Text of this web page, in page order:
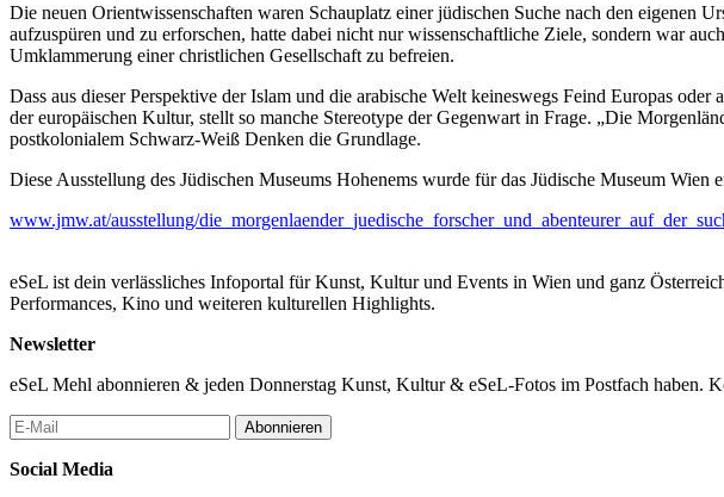
Die neuen Orientwissenschaften waren Schauplatz einer jüdischen Suche nach den eigenen
aufzuspüren und zu erforschen, hatte dabei nicht nur wissenschaftliche Ziele, sondern war
Umklammerung einer christlichen Gesellschaft zu befreien.
Dass aus dieser Perspektive der Islam und die arabische Welt keineswegs Feind Europas
der europäischen Kultur, stellt so manche Stereotype der Gegenwart in Frage. „Die
postkolonialem Schwarz-Weiß Denken die Grundlage.
Diese Ausstellung des Jüdischen Museums Hohenems wurde für das Jüdische Museum
www.jmw.at/ausstellung/
eSeL ist dein verlässliches Infoportal für Kunst, Kultur und Events in Wien und ganz
Performances, Kino und weiteren kulturellen Highlights.
Newsletter
eSeL Mehl abonnieren & jeden Donnerstag Kunst, Kultur & eSeL-Fotos im Postfach haben.
Abonnieren
Social Media